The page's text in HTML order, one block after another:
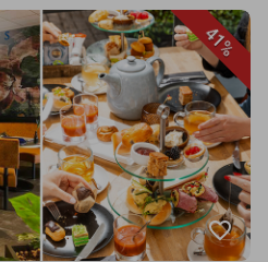
41%
favorite_border